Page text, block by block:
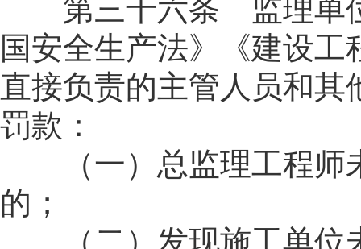
国安全生产法》《建设
直接负责的主管人员和
罚款：
（一）总监理工程师
的；
（二）发现施工单位